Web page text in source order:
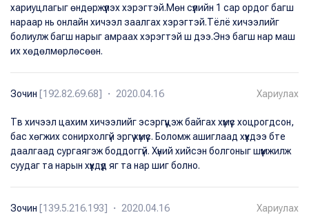
хариуцлагыг өндөржүүлэх хэрэгтэй.Мөн сүүлийн 1 сар ордог багш
нараар нь онлайн хичээл заалгах хэрэгтэй.Тёлё хичээлийг
болиулж багш нарыг амраах хэрэгтэй ш дээ.Энэ багш нар маш
их хөдөлмөрлөсөөн.
Зочин [192.82.69.68] ・ 2020.04.16 Хариулах
Тв хичээл цахим хичээлийг эсэргүүцэж байгах хүмүүс хоцрогдсон,
бас хөгжих сонирхолгүй эргүү хүмүүс. Боломж ашиглаад хүүхдээ бте
даалгаад сургаягэж боддоггүй. Хүний хийсэн болгоныг шүүмжилж
суудаг та нарын хүүхдүүд яг та нар шиг болно.
Зочин [139.5.216.193] ・ 2020.04.16 Хариулах